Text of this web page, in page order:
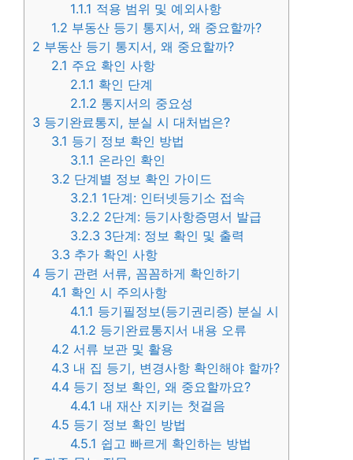
1.1.1 적용 범위 및 예외사항
1.2 부동산 등기 통지서, 왜 중요할까?
2 부동산 등기 통지서, 왜 중요할까?
2.1 주요 확인 사항
2.1.1 확인 단계
2.1.2 통지서의 중요성
3 등기완료통지, 분실 시 대처법은?
3.1 등기 정보 확인 방법
3.1.1 온라인 확인
3.2 단계별 정보 확인 가이드
3.2.1 1단계: 인터넷등기소 접속
3.2.2 2단계: 등기사항증명서 발급
3.2.3 3단계: 정보 확인 및 출력
3.3 추가 확인 사항
4 등기 관련 서류, 꼼꼼하게 확인하기
4.1 확인 시 주의사항
4.1.1 등기필정보(등기권리증) 분실 시
4.1.2 등기완료통지서 내용 오류
4.2 서류 보관 및 활용
4.3 내 집 등기, 변경사항 확인해야 할까?
4.4 등기 정보 확인, 왜 중요할까요?
4.4.1 내 재산 지키는 첫걸음
4.5 등기 정보 확인 방법
4.5.1 쉽고 빠르게 확인하는 방법